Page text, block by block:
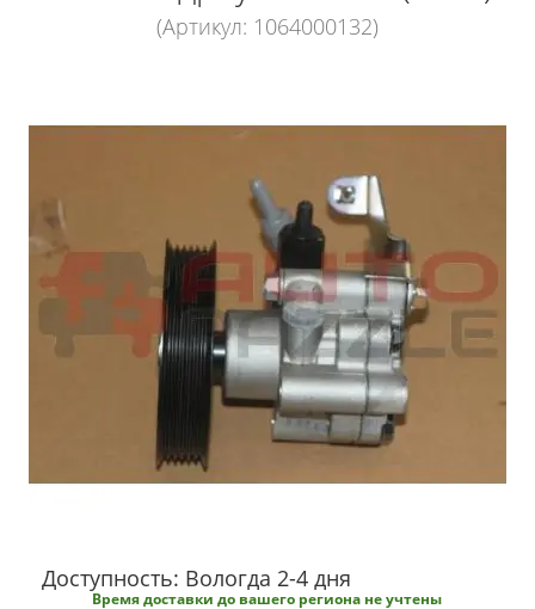
(Артикул: 1064000132)
Доступность: Вологда 2-4 дня
Время доставки до вашего региона не учтены